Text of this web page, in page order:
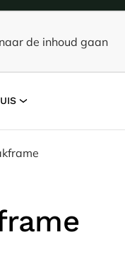
de inhoud gaan